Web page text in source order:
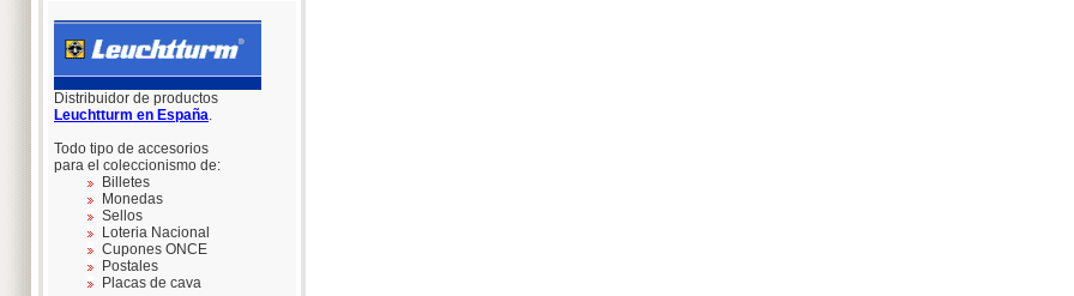
Distribuidor de productos
Leuchtturm en España.
Todo tipo de accesorios
para el coleccionismo de:
Billetes
Monedas
Sellos
Loteria Nacional
Cupones ONCE
Postales
Placas de cava